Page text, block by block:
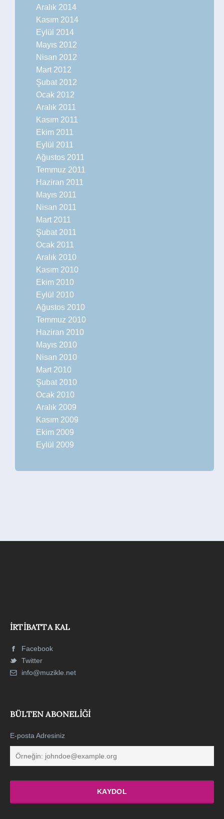
Aralık 2014
Kasım 2014
Eylül 2014
Mayıs 2012
Nisan 2012
Mart 2012
Şubat 2012
Ocak 2012
Aralık 2011
Kasım 2011
Ekim 2011
Eylül 2011
Ağustos 2011
Temmuz 2011
Haziran 2011
Mayıs 2011
Nisan 2011
Mart 2011
Şubat 2011
Ocak 2011
Aralık 2010
Kasım 2010
Ekim 2010
Eylül 2010
Ağustos 2010
Temmuz 2010
Haziran 2010
Mayıs 2010
Nisan 2010
Mart 2010
Şubat 2010
Ocak 2010
Aralık 2009
Kasım 2009
Ekim 2009
Eylül 2009
İRTIBATTA KAL
Facebook
Twitter
info@muzikle.net
BÜLTEN ABONELIĞI
E-posta Adresiniz